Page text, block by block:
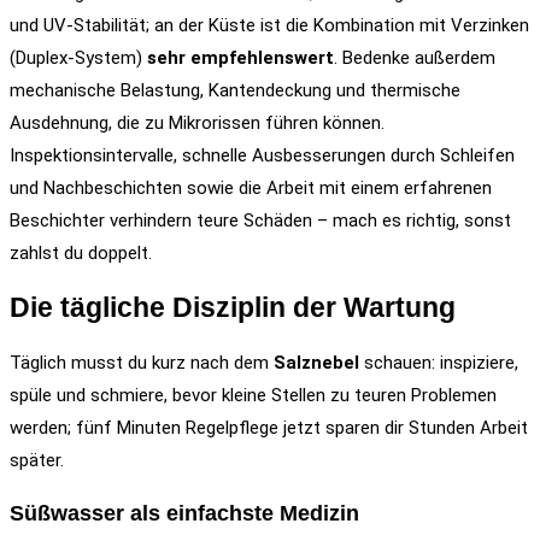
und UV-Stabilität; an der Küste ist die Kombination mit Verzinken
(Duplex-System) sehr empfehlenswert . Bedenke außerdem
mechanische Belastung, Kantendeckung und thermische
Ausdehnung, die zu Mikrorissen führen können.
Inspektionsintervalle, schnelle Ausbesserungen durch Schleifen
und Nachbeschichten sowie die Arbeit mit einem erfahrenen
Beschichter verhindern teure Schäden – mach es richtig, sonst
zahlst du doppelt.
Die tägliche Disziplin der Wartung
Täglich musst du kurz nach dem Salznebel schauen: inspiziere,
spüle und schmiere, bevor kleine Stellen zu teuren Problemen
werden; fünf Minuten Regelpflege jetzt sparen dir Stunden Arbeit
später.
Süßwasser als einfachste Medizin